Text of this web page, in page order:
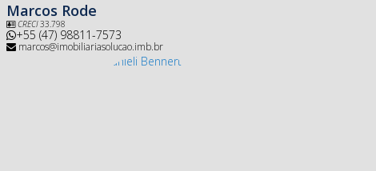
Marcos Rode
CRECI33.798
+55 (47) 98811-7573
marcos@imobiliariasolucao.imb.br